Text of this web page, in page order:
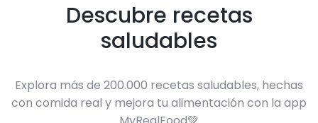
Descubre recetas
saludables
Explora más de 200.000 recetas saludables, hechas
con comida real y mejora tu alimentación con la app